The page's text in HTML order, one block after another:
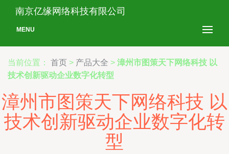
南京亿缘网络科技有限公司
MENU
当前位置： 首页 > 产品大全 > 漳州市图策天下网络科技 以
技术创新驱动企业数字化转型
漳州市图策天下网络科技 以
技术创新驱动企业数字化转
型